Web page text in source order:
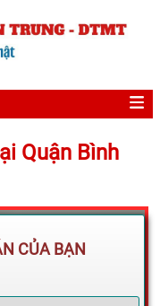
Quận Bình
CỦA BẠN